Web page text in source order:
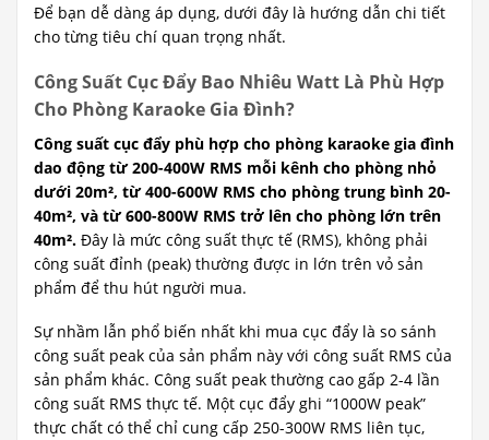
Để bạn dễ dàng áp dụng, dưới đây là hướng dẫn chi tiết
cho từng tiêu chí quan trọng nhất.
Công Suất Cục Đẩy Bao Nhiêu Watt Là Phù Hợp
Cho Phòng Karaoke Gia Đình?
Công suất cục đẩy phù hợp cho phòng karaoke gia đình
dao động từ 200-400W RMS mỗi kênh cho phòng nhỏ
dưới 20m², từ 400-600W RMS cho phòng trung bình 20-
40m², và từ 600-800W RMS trở lên cho phòng lớn trên
40m². Đây là mức công suất thực tế (RMS), không phải
công suất đỉnh (peak) thường được in lớn trên vỏ sản
phẩm để thu hút người mua.
Sự nhầm lẫn phổ biến nhất khi mua cục đẩy là so sánh
công suất peak của sản phẩm này với công suất RMS của
sản phẩm khác. Công suất peak thường cao gấp 2-4 lần
công suất RMS thực tế. Một cục đẩy ghi “1000W peak”
thực chất có thể chỉ cung cấp 250-300W RMS liên tục,